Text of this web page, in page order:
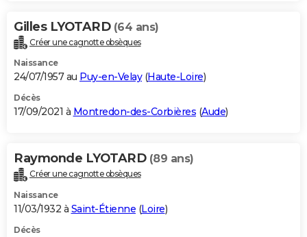
Gilles LYOTARD (64 ans)
Créer une cagnotte obsèques
Naissance
24/07/1957 au Puy-en-Velay(Haute-Loire)
Décès
17/09/2021 à Montredon-des-Corbières (Aude)
Raymonde LYOTARD (89 ans)
Créer une cagnotte obsèques
Naissance
11/03/1932 à Saint-Étienne (Loire)
Décès